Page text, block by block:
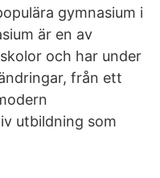
gymnasium i
är en av
och har under
från ett
utbildning som